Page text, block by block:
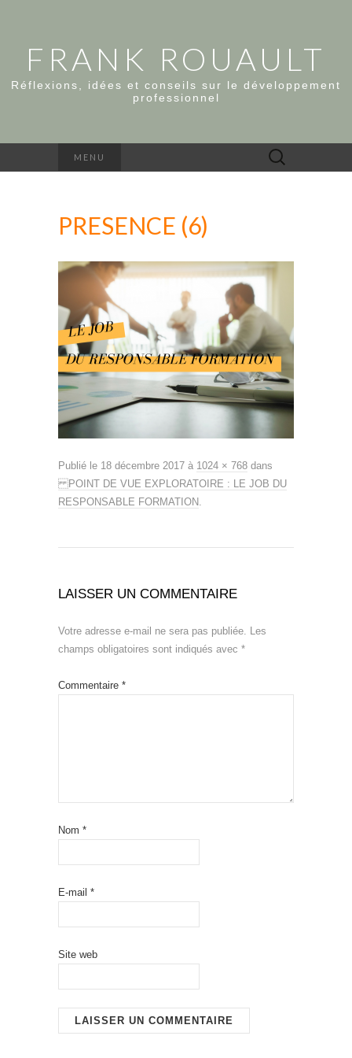
FRANK ROUAULT
Réflexions, idées et conseils sur le développement
professionnel
MENU Rechercher :
PRESENCE (6)
Publié le 18 décembre 2017 à 1024 × 768 dans
POINT DE VUE EXPLORATOIRE : LE JOB DU
RESPONSABLE FORMATION.
LAISSER UN COMMENTAIRE
Votre adresse e-mail ne sera pas publiée. Les
champs obligatoires sont indiqués avec *
Commentaire *
Nom *
E-mail *
Site web